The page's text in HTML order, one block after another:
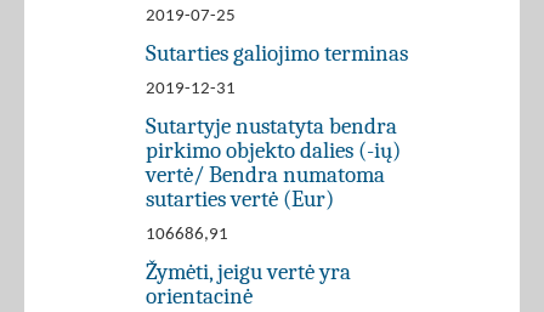
2019-07-25
Sutarties galiojimo terminas
2019-12-31
Sutartyje nustatyta bendra
pirkimo objekto dalies (-ių)
vertė/ Bendra numatoma
sutarties vertė (Eur)
106686,91
Žymėti, jeigu vertė yra
orientacinė